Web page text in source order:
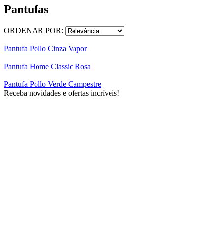
Pantufas
ORDENAR POR:
Pantufa Pollo Cinza Vapor
Pantufa Home Classic Rosa
Pantufa Pollo Verde Campestre
Receba novidades e ofertas incríveis!